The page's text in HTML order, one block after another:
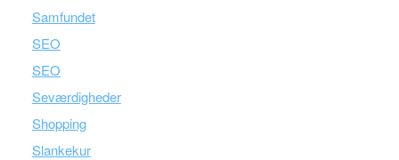
Samfundet
SEO
SEO
Seværdigheder
Shopping
Slankekur